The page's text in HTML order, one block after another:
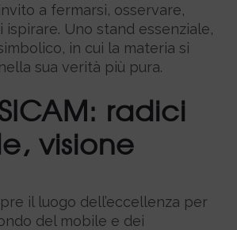
a fermarsi, osservare,
ispirare. Uno stand essenziale,
in cui la materia si
sua verità più pura.
radici
visione
il luogo dell’eccellenza per
del mobile e dei